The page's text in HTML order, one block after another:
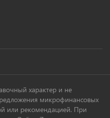
характер и не
микрофинансовых
или рекомендацией. При